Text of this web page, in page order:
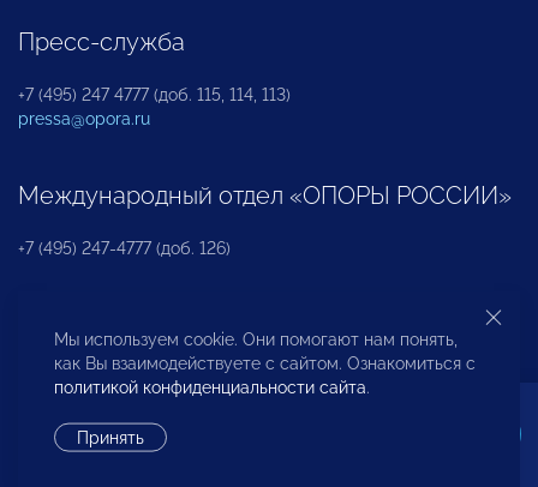
Пресс-служба
+7 (495) 247 4777 (доб. 115, 114, 113)
pressa@opora.ru
Международный отдел «ОПОРЫ РОССИИ»
+7 (495) 247-4777 (доб. 126)
Бюро по защите прав предпринимателей и
инвесторов
Мы используем cookie. Они помогают нам понять,
как Вы взаимодействуете с сайтом. Ознакомиться с
политикой конфиденциальности сайта.
Принять